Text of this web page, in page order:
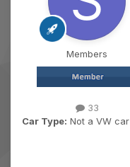
Members
33
Car Type: Not a VW car